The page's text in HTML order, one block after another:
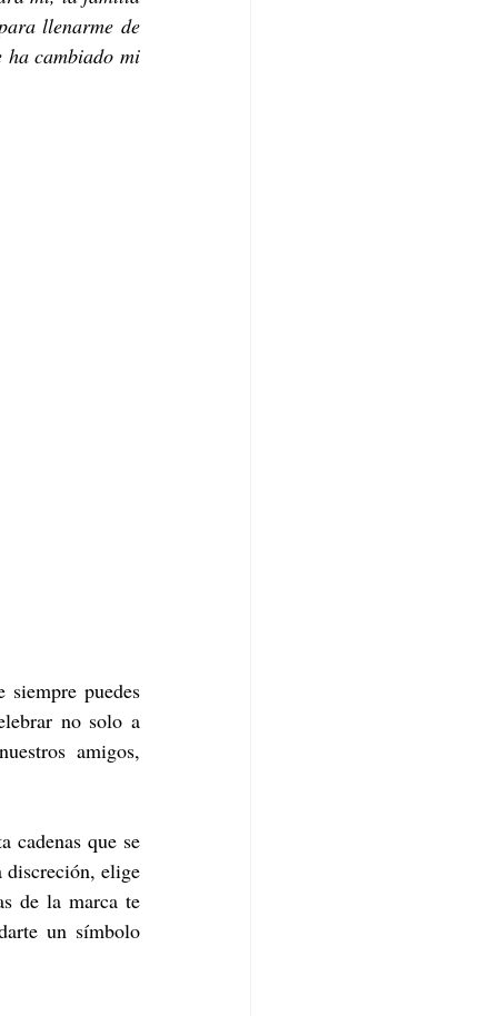
llenarme de
ha cambiado mi
puedes
no solo a
amigos,
cadenas que se
discreción, elige
de la marca te
un símbolo